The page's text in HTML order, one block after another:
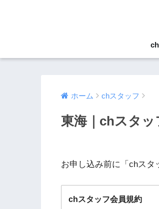
ホーム chスタッフ
東海｜chスタッ
お申し込み前に「chスタ
chスタッフ会員規約